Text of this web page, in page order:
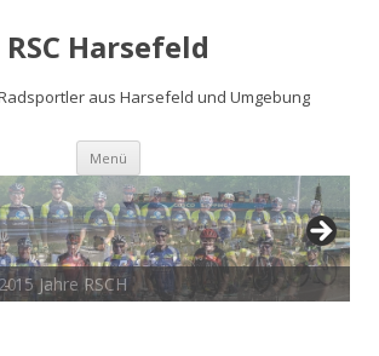
RSC Harsefeld
aus Harsefeld und Umgebung
Menü Zum
springen
15 Jahre RSCH